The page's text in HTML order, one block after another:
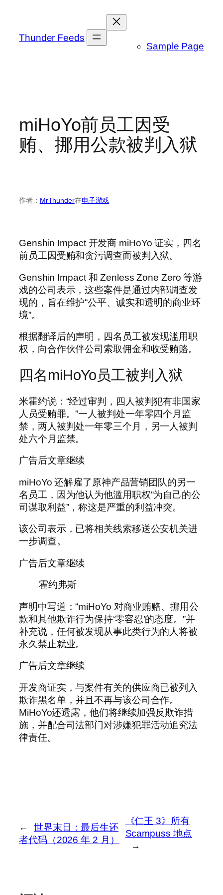
Thunder Feeds
Sample Page
miHoYo前员工因受
贿、挪用公款被判入狱
作者： MrThunder在电子游戏
Genshin Impact 开发商 miHoYo 证实，四名
前员工因受贿和贪污调查而被判入狱。
Genshin Impact 和 Zenless Zone Zero 等游
戏的公司表示，这些案件是通过内部调查发
现的，旨在维护“公平、诚实和透明的商业环
境”。
根据翻译后的声明，四名员工被发现滥用职
权，向合作伙伴公司索取佣金和收受贿赂。
四名miHoYo员工被判入狱
米霍约说：“经过审判，四人被判犯有非国家
人员受贿罪。”一人被判处一年零四个月监
禁，两人被判处一年零三个月，另一人被判
处六个月监禁。
广告后文章继续
miHoYo 还解雇了原神产品营销团队的另一
名员工，因为他认为他滥用职权“为自己的公
司谋取利益”，称这是严重的利益冲突。
该公司表示，已将相关线索移送公安机关进
一步调查。
广告后文章继续
霍约弗斯
声明中写道：“miHoYo 对商业贿赂、挪用公
款和其他欺诈行为保持‘零容忍’的态度。”并
补充说，任何被发现从事此类行为的人将被
永久禁止就业。
广告后文章继续
开发商证实，与案件有关的供应商已被列入
欺诈黑名单，并且不再与该公司合作。
MiHoYo还透露，他们将继续加强反欺诈措
施，并配合司法部门对涉嫌犯罪活动追究法
律责任。
←
世界末日：最后生还
者代码（2026 年 2 月）
《仁王 3》所有
Scampuss 地点
→